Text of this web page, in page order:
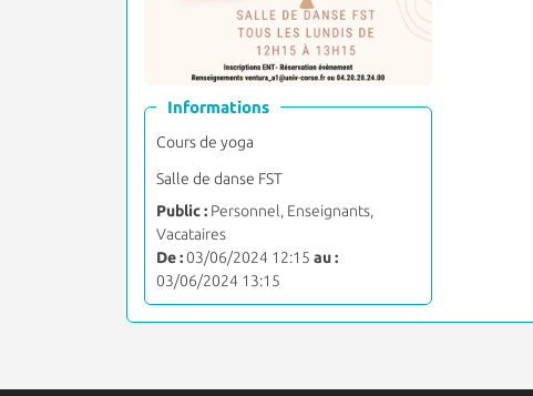
Informations
Cours de yoga
Salle de danse FST
Public : Personnel, Enseignants,
Vacataires
De :03/06/2024 12:15 au :
03/06/2024 13:15